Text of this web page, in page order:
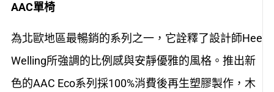
AAC單椅
為北歐地區最暢銷的系列之一，它詮釋了設計師Hee
Welling所強調的比例感與安靜優雅的風格。推出新
色的AAC Eco系列採100%消費後再生塑膠製作，木